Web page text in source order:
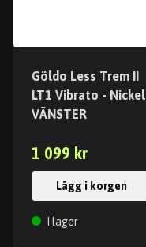
Göldo Less Trem II
LT1 Vibrato - Nickel
VÄNSTER
1 099 kr
Lägg i korgen
I lager